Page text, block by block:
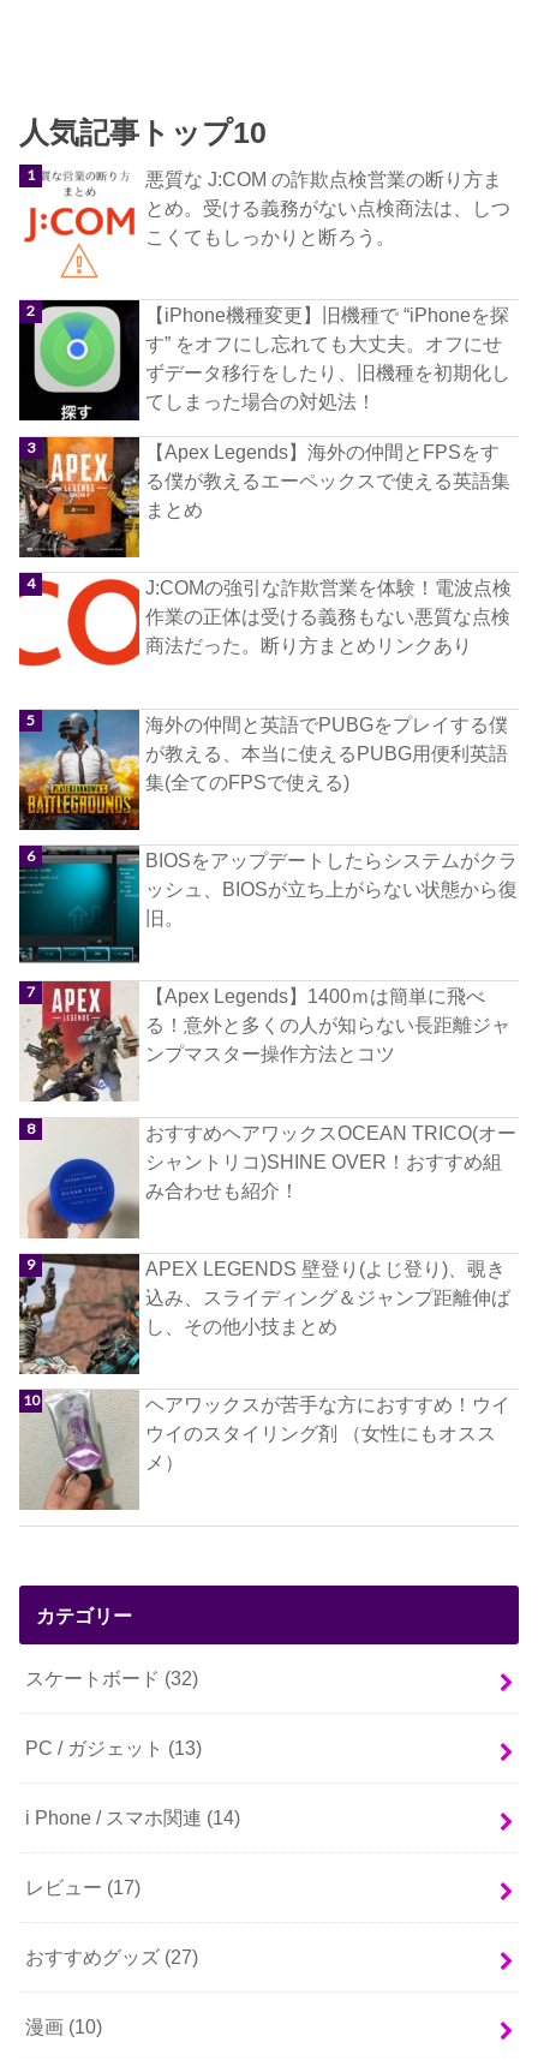
人気記事トップ10
悪質な J:COM の詐欺点検営業の断り方ま
とめ。受ける義務がない点検商法は、しつ
こくてもしっかりと断ろう。
【iPhone機種変更】旧機種で “iPhoneを探
す” をオフにし忘れても大丈夫。オフにせ
ずデータ移行をしたり、旧機種を初期化し
てしまった場合の対処法！
【Apex Legends】海外の仲間とFPSをす
る僕が教えるエーペックスで使える英語集
まとめ
J:COMの強引な詐欺営業を体験！電波点検
作業の正体は受ける義務もない悪質な点検
商法だった。断り方まとめリンクあり
海外の仲間と英語でPUBGをプレイする僕
が教える、本当に使えるPUBG用便利英語
集(全てのFPSで使える)
BIOSをアップデートしたらシステムがクラ
ッシュ、BIOSが立ち上がらない状態から復
旧。
【Apex Legends】1400ｍは簡単に飛べ
る！意外と多くの人が知らない長距離ジャ
ンプマスター操作方法とコツ
おすすめヘアワックスOCEAN TRICO(オー
シャントリコ)SHINE OVER！おすすめ組
み合わせも紹介！
APEX LEGENDS 壁登り(よじ登り)、覗き
込み、スライディング＆ジャンプ距離伸ば
し、その他小技まとめ
ヘアワックスが苦手な方におすすめ！ウイ
ウイのスタイリング剤 （女性にもオスス
メ）
カテゴリー
スケートボード (32)
PC / ガジェット (13)
i Phone / スマホ関連 (14)
レビュー (17)
おすすめグッズ (27)
漫画 (10)